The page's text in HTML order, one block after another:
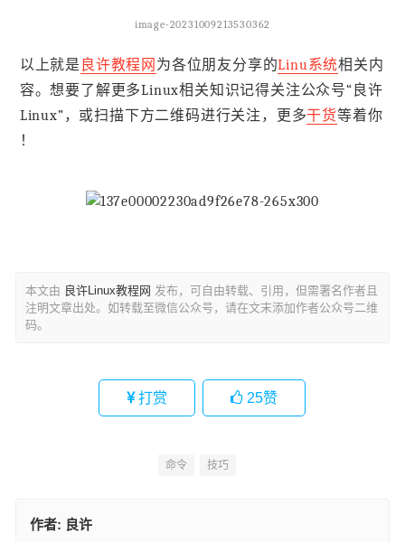
image-20231009213530362
以上就是 良许教程网 为各位朋友分享的Linu系统相关内
容。想要了解更多Linux相关知识记得关注公众号“良许
Linux”，或扫描下方二维码进行关注，更多干货等着你
！
本文由 良许Linux教程网 发布，可自由转载、引用，但需署名作者且
注明文章出处。如转载至微信公众号，请在文末添加作者公众号二维
码。
打赏 25赞
命令 技巧
作者: 良许